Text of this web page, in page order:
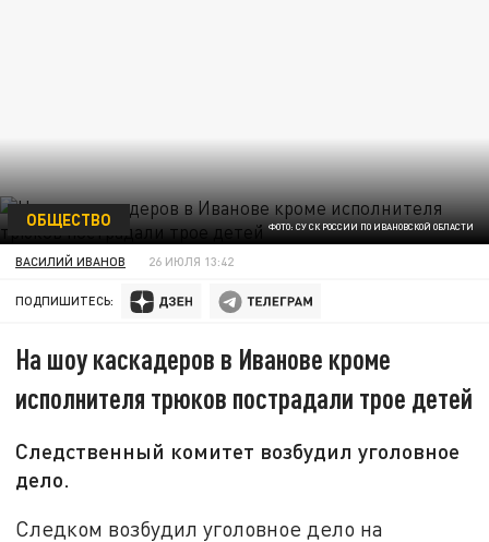
ФОТО: СУ СК РОССИИ ПО ИВАНОВСКОЙ ОБЛАСТИ
ОБЩЕСТВО
ВАСИЛИЙ ИВАНОВ 26 ИЮЛЯ 13:42
ПОДПИШИТЕСЬ:
На шоу каскадеров в Иванове кроме
исполнителя трюков пострадали трое детей
Следственный комитет возбудил уголовное
дело.
Следком возбудил уголовное дело на